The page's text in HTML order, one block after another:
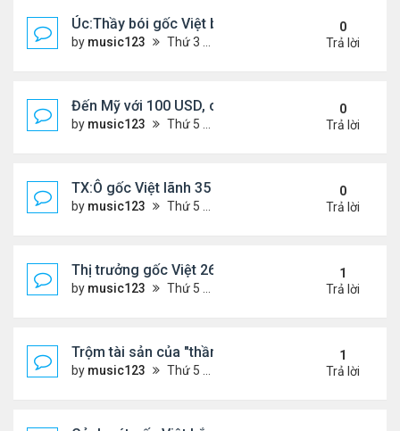
Úc:Thầy bói gốc Việt bị bắt vì lừa đảo 70 triệu USD
by music123 Thứ 3 Tháng 11 18, 2025 5:18 pm
0
Trả lời
Đến Mỹ với 100 USD, cô gái Việt sở hữu 3 nhà
by music123 Thứ 5 Tháng 11 13, 2025 2:48 pm
0
Trả lời
TX:Ô gốc Việt lãnh 35 năm tù vì xâm hại tình dục
by music123 Thứ 5 Tháng 11 13, 2025 2:41 pm
0
Trả lời
Thị trưởng gốc Việt 26t bị truy tố
by music123 Thứ 5 Tháng 11 13, 2025 2:34 pm
1
Trả lời
Trộm tài sản của "thần bài" gốc Việt,lĩnh 13 năm tù
by music123 Thứ 5 Tháng 11 13, 2025 2:25 pm
1
Trả lời